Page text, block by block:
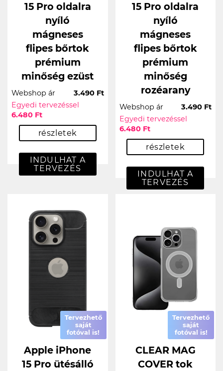
15 Pro oldalra
nyíló
mágneses
flipes bőrtok
prémium
minőség ezüst
Webshop ár
3.490 Ft
Egyedi tervezéssel
6.480 Ft
részletek
INDULHAT A
TERVEZÉS
15 Pro oldalra
nyíló
mágneses
flipes bőrtok
prémium
minőség
rozéarany
Webshop ár
3.490 Ft
Egyedi tervezéssel
6.480 Ft
részletek
INDULHAT A
TERVEZÉS
Tervezhető
saját
fotóval is!
Apple iPhone
15 Pro ütésálló
Tervezhető
saját
fotóval is!
CLEAR MAG
COVER tok